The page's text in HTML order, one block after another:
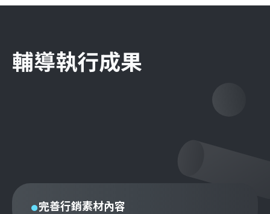
輔導執行成果
完善行銷素材內容